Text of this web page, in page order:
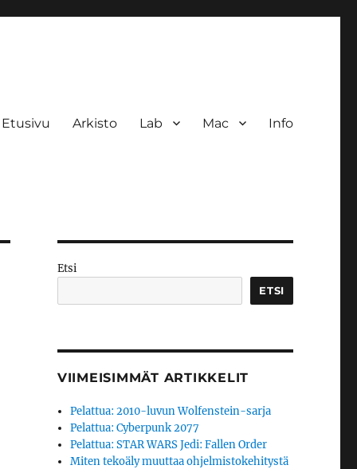
Etusivu Arkisto Lab Mac Info
Etsi
ETSI
VIIMEISIMMÄT ARTIKKELIT
Pelattua: 2010-luvun Wolfenstein-sarja
Pelattua: Cyberpunk 2077
Pelattua: STAR WARS Jedi: Fallen Order
Miten tekoäly muuttaa ohjelmistokehitystä